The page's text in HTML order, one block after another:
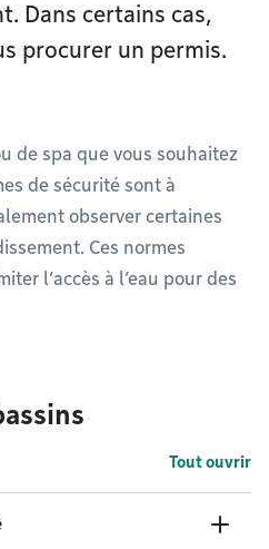
Dans certains cas,
procurer un permis.
de spa que vous souhaitez
de sécurité sont à
observer certaines
Ces normes
l’accès à l’eau pour des
Tout ouvrir